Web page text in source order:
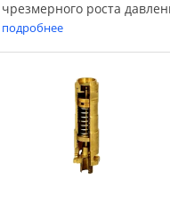
чрезмерного роста
выше предельного
случае, когда вызванное
давлением усилие нажима,
равно или более ...
подробнее